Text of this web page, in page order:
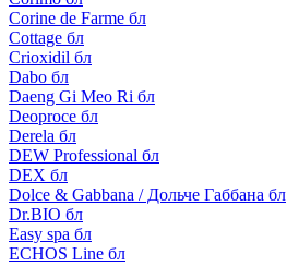
Corine de Farme бл
Cottage бл
Crioxidil бл
Dabo бл
Daeng Gi Meo Ri бл
Deoproce бл
Derela бл
DEW Professional бл
DEX бл
Dolce & Gabbana / Дольче Габбана бл
Dr.BIO бл
Easy spa бл
ECHOS Line бл